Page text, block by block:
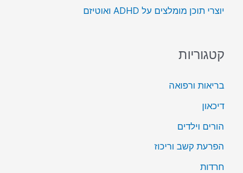
:יוצרי תוכן מומלצים על ADHD ואוטיזם
קטגוריות
בריאות ורפואה
דיכאון
הורים וילדים
הפרעת קשב וריכוז
חרדות